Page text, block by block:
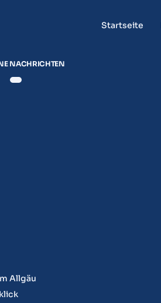
Startseite
NACHRICHTEN
Allgäu